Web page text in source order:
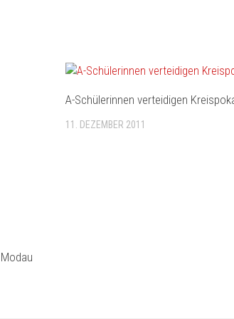
A-Schülerinnen verteidigen
11. DEZEMBER 2011